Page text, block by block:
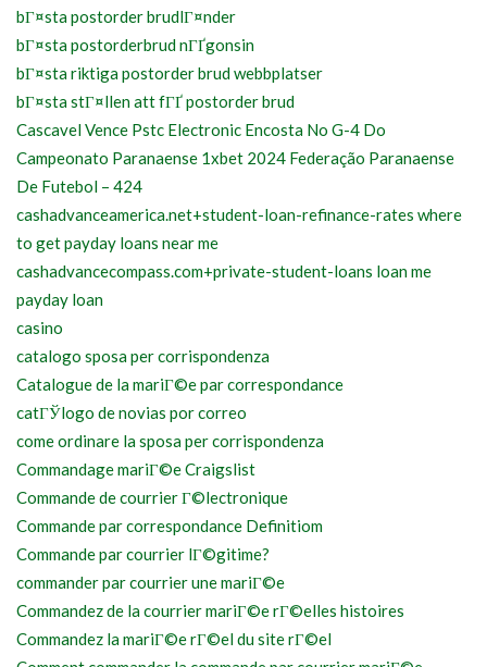
bГ¤sta postorder brudlГ¤nder
bГ¤sta postorderbrud nГҐgonsin
bГ¤sta riktiga postorder brud webbplatser
bГ¤sta stГ¤llen att fГҐ postorder brud
Cascavel Vence Pstc Electronic Encosta No G-4 Do
Campeonato Paranaense 1xbet 2024 Federação Paranaense
De Futebol – 424
cashadvanceamerica.net+student-loan-refinance-rates where
to get payday loans near me
cashadvancecompass.com+private-student-loans loan me
payday loan
casino
catalogo sposa per corrispondenza
Catalogue de la mariГ©e par correspondance
catГЎlogo de novias por correo
come ordinare la sposa per corrispondenza
Commandage mariГ©e Craigslist
Commande de courrier Г©lectronique
Commande par correspondance Definitiom
Commande par courrier lГ©gitime?
commander par courrier une mariГ©e
Commandez de la courrier mariГ©e rГ©elles histoires
Commandez la mariГ©e rГ©el du site rГ©el